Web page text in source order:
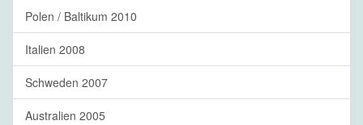
Polen / Baltikum 2010
Italien 2008
Schweden 2007
Australien 2005